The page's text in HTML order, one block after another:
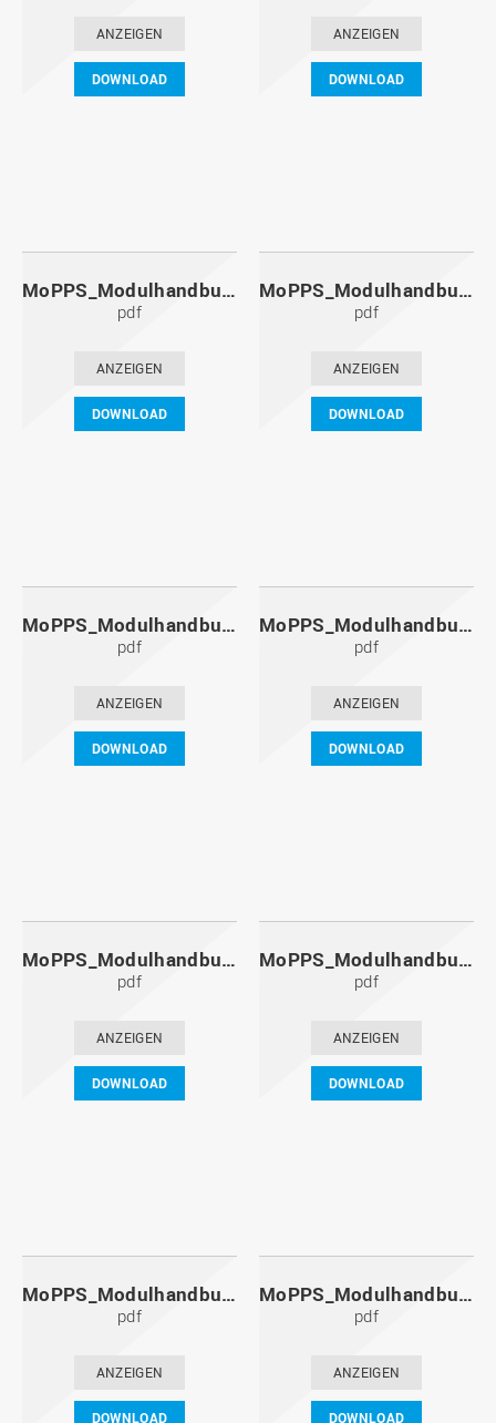
ANZEIGEN
DOWNLOAD
ANZEIGEN
DOWNLOAD
MoPPS_Modulhandbuch_20131201.pdf
pdf
ANZEIGEN
DOWNLOAD
MoPPS_Modulhandbuch_20130601.pdf
pdf
ANZEIGEN
DOWNLOAD
MoPPS_Modulhandbuch_20121201.pdf
pdf
ANZEIGEN
DOWNLOAD
MoPPS_Modulhandbuch_20120601.pdf
pdf
ANZEIGEN
DOWNLOAD
MoPPS_Modulhandbuch_20111201.pdf
pdf
ANZEIGEN
DOWNLOAD
MoPPS_Modulhandbuch_20110601.pdf
pdf
ANZEIGEN
DOWNLOAD
MoPPS_Modulhandbuch_20101201.pdf
pdf
ANZEIGEN
DOWNLOAD
MoPPS_Modulhandbuch_20100601.pdf
pdf
ANZEIGEN
DOWNLOAD